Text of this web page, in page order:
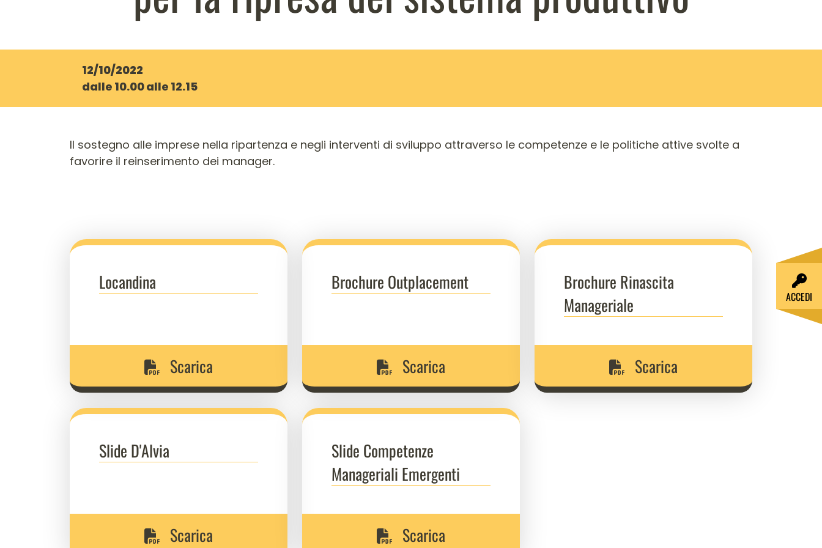
12/10/2022
dalle 10.00 alle 12.15
Il sostegno alle imprese nella ripartenza e negli interventi di sviluppo attraverso le competenze e le politiche attive svolte a
favorire il reinserimento dei manager.
Locandina
Scarica
Brochure Outplacement
Scarica
Brochure Rinascita
Manageriale
Scarica
Slide D'Alvia
Scarica
Slide Competenze
Manageriali Emergenti
Scarica
ACCEDI